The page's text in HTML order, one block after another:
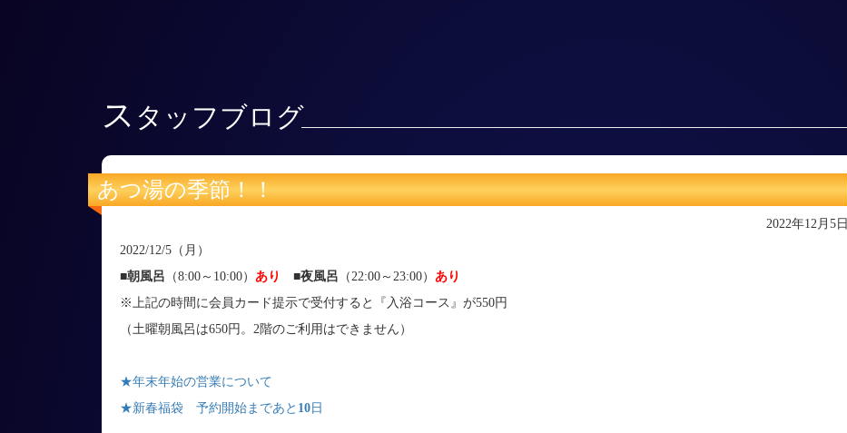
ス タッフブログ
あつ湯の季節！！
2022年12月5日
2022/12/5（月）
■朝風呂 （8:00～10:00） あり ■夜風呂 （22:00～23:00） あり
※上記の時間に会員カード提示で受付すると『入浴コース』が550円
（土曜朝風呂は650円。2階のご利用はできません）
★年末年始の営業について
★新春福袋 予約開始まであと 10 日